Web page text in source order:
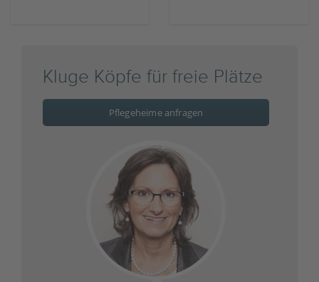
Kluge Köpfe für freie Plätze
Pflegeheime anfragen